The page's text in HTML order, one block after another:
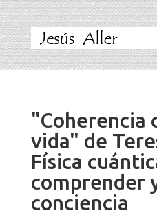
"Coherencia
vida" de
Física
comprender
conciencia